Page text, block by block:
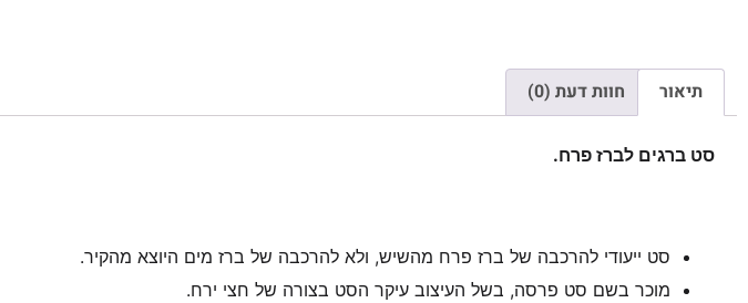
תיאור חוות דעת (0)
סט ברגים לברז פרח.
סט ייעודי להרכבה של ברז פרח מהשיש, ולא להרכבה של ברז מים היוצא מהקיר.
מוכר בשם סט פרסה, בשל העיצוב עיקר הסט בצורה של חצי ירח.